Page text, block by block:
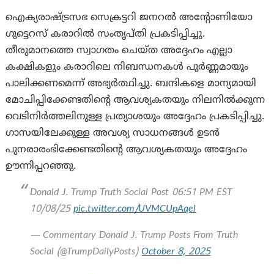
ഐക്യരാഷ്ട്രസഭ സെക്രട്ടറി ജനറൽ അന്റോണിയോ
ഗുട്ടെറസ് കരാറിൽ സംതൃപ്തി പ്രകടിപ്പിച്ചു.
തീരുമാനത്തെ സ്വാഗതം ചെയ്ത അദ്ദേഹം എല്ലാ
കക്ഷികളും കരാറിലെ നിബന്ധനകൾ പൂർണ്ണമായും
പാലിക്കണമെന്ന് അഭ്യർത്ഥിച്ചു. ബന്ദികളെ മാന്യമായി
മോചിപ്പിക്കേണ്ടതിന്റെ ആവശ്യകതയും നിലനിൽക്കുന്ന
വെടിനിർത്തലിനുള്ള പ്രത്യാശയും അദ്ദേഹം പ്രകടിപ്പിച്ചു.
ഗാസയിലേക്കുള്ള അവശ്യ സാധനങ്ങൾ ഉടൻ
പുനരാരംഭിക്കേണ്ടതിന്റെ ആവശ്യകതയും അദ്ദേഹം
ഊന്നിപ്പറഞ്ഞു.
Donald J. Trump Truth Social Post 06:51 PM EST
10/08/25pic.twitter.com/UVMCUpAqel
— Commentary Donald J. Trump Posts From Truth
Social (@TrumpDailyPosts)October 8, 2025